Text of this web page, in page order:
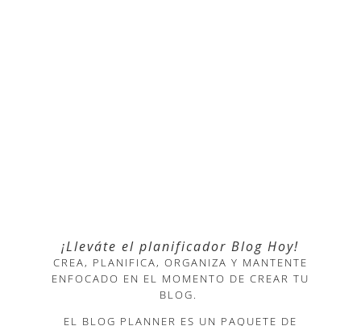
¡Lleváte el planificador Blog Hoy!
CREA, PLANIFICA, ORGANIZA Y MANTENTE
ENFOCADO EN EL MOMENTO DE CREAR TU
BLOG.
EL BLOG PLANNER ES UN PAQUETE DE